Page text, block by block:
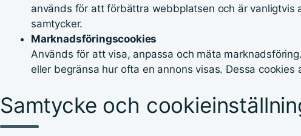
används för att förbättra webbplatsen och är vanligtvis
samtycker.
Marknadsföringscookies
Används för att visa, anpassa och mäta
eller begränsa hur ofta en annons visas. Dessa
Samtycke och